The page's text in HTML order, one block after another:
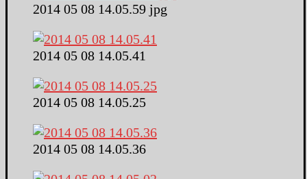
2014 05 08 14.05.59 jpg
2014 05 08 14.05.41
2014 05 08 14.05.25
2014 05 08 14.05.36